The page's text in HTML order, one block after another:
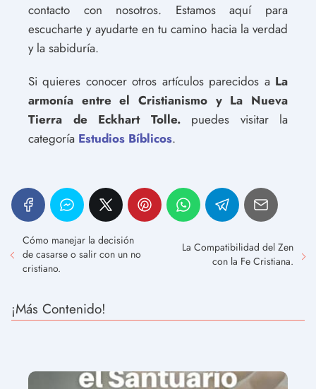
contacto con nosotros. Estamos aquí para
escucharte y ayudarte en tu camino hacia la verdad
y la sabiduría.
Si quieres conocer otros artículos parecidos a La
armonía entre el Cristianismo y La Nueva
Tierra de Eckhart Tolle.puedes visitar la
categoría Estudios Bíblicos.
Cómo manejar la decisión
de casarse o salir con un no
cristiano.
La Compatibilidad del Zen
con la Fe Cristiana.
¡Más Contenido!